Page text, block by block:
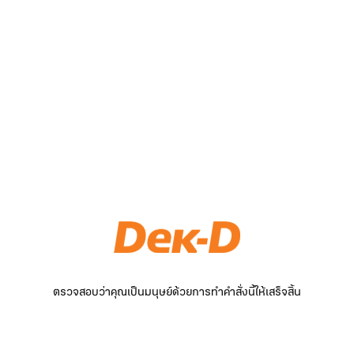
ตรวจสอบว่าคุณเป็นมนุษย์ด้วยการทำคำสั่งนี้ให้เสร็จสิ้น